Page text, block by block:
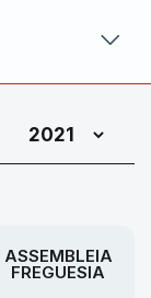
ASSEMBLEIA
FREGUESIA